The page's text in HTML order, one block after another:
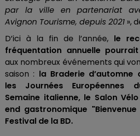
par la ville en partenariat
Avignon Tourisme, depuis 2021 »,
D’ici à la fin de l’année, le
fréquentation annuelle
aux nombreux événements qui
saison : la Braderie d’automne
les Journées Européennes
Semaine italienne, le Salon
end gastronomique
Festival de la BD.